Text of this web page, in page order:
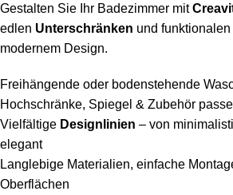
Gestalten Sie Ihr Badezimmer mit
edlen Unterschränken und funktionalen
modernem Design.
Freihängende oder bodenstehende
Hochschränke, Spiegel & Zubehör
Vielfältige Designlinien – von
elegant
Langlebige Materialien, einfache
Oberflächen